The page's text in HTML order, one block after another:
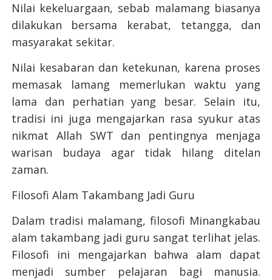
Nilai kekeluargaan, sebab malamang biasanya
dilakukan bersama kerabat, tetangga, dan
masyarakat sekitar.
Nilai kesabaran dan ketekunan, karena proses
memasak lamang memerlukan waktu yang
lama dan perhatian yang besar. Selain itu,
tradisi ini juga mengajarkan rasa syukur atas
nikmat Allah SWT dan pentingnya menjaga
warisan budaya agar tidak hilang ditelan
zaman.
Filosofi Alam Takambang Jadi Guru
Dalam tradisi malamang, filosofi Minangkabau
alam takambang jadi guru sangat terlihat jelas.
Filosofi ini mengajarkan bahwa alam dapat
menjadi sumber pelajaran bagi manusia.